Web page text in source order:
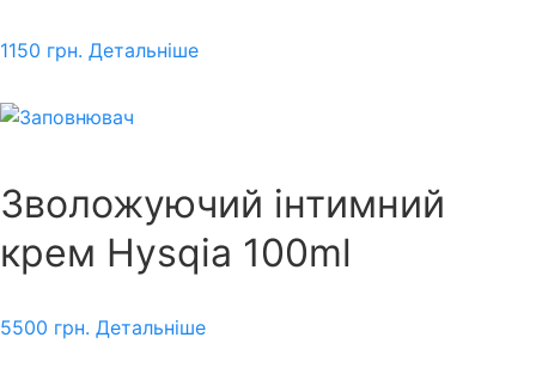
1150 грн. Детальніше
Зволожуючий інтимний
крем Hysqia 100ml
5500 грн. Детальніше